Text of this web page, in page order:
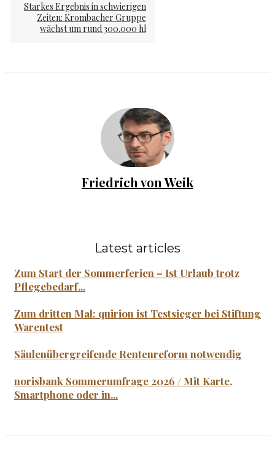
Starkes Ergebnis in schwierigen
Zeiten: Krombacher Gruppe
wächst um rund 300.000 hl
Friedrich von Weik
Latest articles
Zum Start der Sommerferien – Ist Urlaub trotz
Pflegebedarf...
Zum dritten Mal: quirion ist Testsieger bei Stiftung
Warentest
Säulenübergreifende Rentenreform notwendig
norisbank Sommerumfrage 2026 / Mit Karte,
Smartphone oder in...